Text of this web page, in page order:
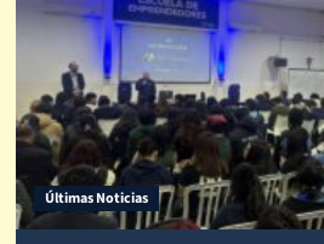
Últimas Noticias